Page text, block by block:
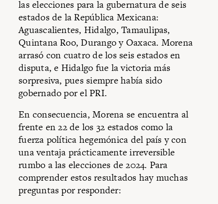
las elecciones para la gubernatura de seis
estados de la República Mexicana:
Aguascalientes, Hidalgo, Tamaulipas,
Quintana Roo, Durango y Oaxaca. Morena
arrasó con cuatro de los seis estados en
disputa, e Hidalgo fue la victoria más
sorpresiva, pues siempre había sido
gobernado por el PRI.
En consecuencia, Morena se encuentra al
frente en 22 de los 32 estados como la
fuerza política hegemónica del país y con
una ventaja prácticamente irreversible
rumbo a las elecciones de 2024. Para
comprender estos resultados hay muchas
preguntas por responder: